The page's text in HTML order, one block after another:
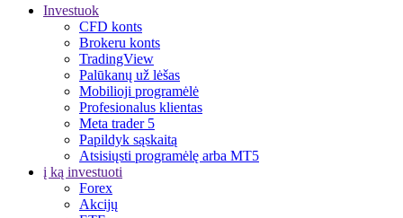
Investuok
CFD konts
Brokeru konts
TradingView
Palūkanų už lėšas
Mobilioji programėlė
Profesionalus klientas
Meta trader 5
Papildyk sąskaitą
Atsisiųsti programėlę arba MT5
į ką investuoti
Forex
Akcijų